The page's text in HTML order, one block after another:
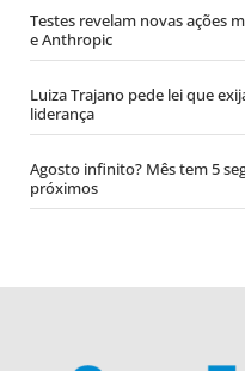
Testes revelam novas ações
e Anthropic
Luiza Trajano pede lei que
liderança
Agosto infinito? Mês tem 5
próximos